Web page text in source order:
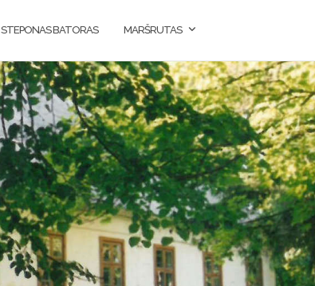
STEPONAS BATORAS MARŠRUTAS